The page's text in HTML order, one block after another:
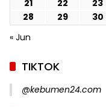
21
22 23
28
29 30
« Jun
TIKTOK
@kebumen24.com